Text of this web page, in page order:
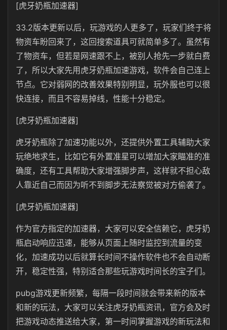
[虎牙奶瓶加速器]
33.2版本更新以后，玩游戏的人更多了，玩家们终于将
物资车盼回来了，这回搜索道具可就简单多了。虽然有
了物资车，但若是网速跟不上，被别人抢先一步就白费
了，所以大家先用虎牙奶瓶加速游戏，软件会自己连上
节点。它对弱网的改善效果特别明显，玩外服也可以很
快连接，而且不容易掉线，性能十分稳定。
[虎牙奶瓶加速器]
虎牙奶瓶除了加速功能以外，还提供外置工具辅助大家
玩绝地求生，比如它有外置准星可以增加大家瞄准的准
确度，还有工具帮助大家增强脚步声，这样就不担心敌
人靠近自己而因为听不到脚步无法察觉被对方偷袭了。
[虎牙奶瓶加速器]
作为官方指定的加速器，大家可以安全信赖它，虎牙奶
瓶启动响应迅速，能够从页面上随时监控到流量的变
化，加速成功以后就算长时间不操作软件也不会自动断
开，稳定性强，特别适合那些玩游戏时间长的宝子们。
pubg游戏更新频繁，每隔一段时间就会带来新的版本
和新的玩法，大家可以关注虎牙奶瓶资讯，官方会及时
把游戏动态推送给大家，第一时间掌握游戏的新玩法和